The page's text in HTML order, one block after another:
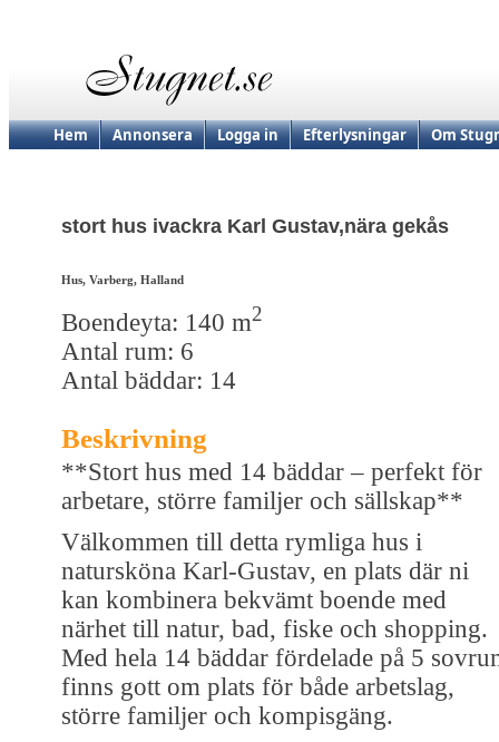
Hem Annonsera Logga in Efterlysningar Om
stort hus ivackra Karl Gustav,nära gekås
Hus, Varberg, Halland
Boendeyta: 140 m2
Antal rum: 6
Antal bäddar: 14
Beskrivning
**Stort hus med 14 bäddar – perfekt för
arbetare, större familjer och sällskap**
Välkommen till detta rymliga hus i
natursköna Karl-Gustav, en plats där ni
kan kombinera bekvämt boende med
närhet till natur, bad, fiske och shopping.
Med hela 14 bäddar fördelade på 5
finns gott om plats för både arbetslag,
större familjer och kompisgäng.